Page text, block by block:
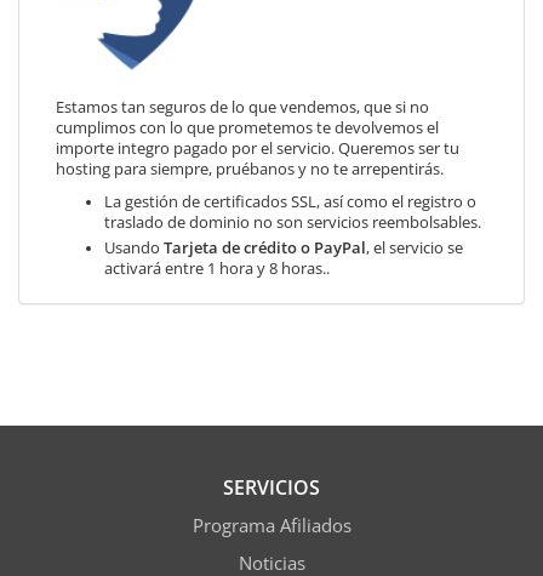
Estamos tan seguros de lo que vendemos, que si no
cumplimos con lo que prometemos te devolvemos el
importe integro pagado por el servicio. Queremos ser tu
hosting para siempre, pruébanos y no te arrepentirás.
La gestión de certificados SSL, así como el registro o
traslado de dominio no son servicios reembolsables.
Usando Tarjeta de crédito o PayPal, el servicio se
activará entre 1 hora y 8 horas..
SERVICIOS
Programa Afiliados
Noticias